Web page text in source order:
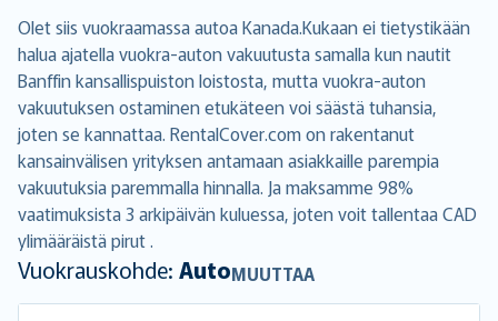
Olet siis vuokraamassa autoa Kanada.Kukaan ei tietystikään
halua ajatella vuokra-auton vakuutusta samalla kun nautit
Banffin kansallispuiston loistosta, mutta vuokra-auton
vakuutuksen ostaminen etukäteen voi säästä tuhansia,
joten se kannattaa. RentalCover.com on rakentanut
kansainvälisen yrityksen antamaan asiakkaille parempia
vakuutuksia paremmalla hinnalla. Ja maksamme 98%
vaatimuksista 3 arkipäivän kuluessa, joten voit tallentaa CAD
ylimääräistä pirut .
Vuokrauskohde: AutoMUUTTAA